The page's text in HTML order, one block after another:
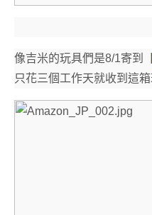
像吉米的玩具們是8/1寄到
只花三個工作天就收到這